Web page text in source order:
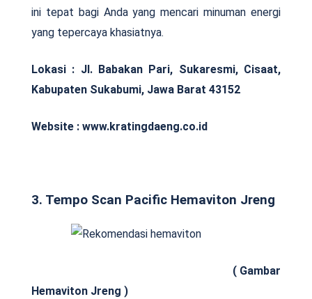
ini tepat bagi Anda yang mencari minuman energi
yang tepercaya khasiatnya.
Lokasi : Jl. Babakan Pari, Sukaresmi, Cisaat,
Kabupaten Sukabumi, Jawa Barat 43152
Website : www.kratingdaeng.co.id
3. Tempo Scan Pacific Hemaviton Jreng
( Gambar
Hemaviton Jreng )